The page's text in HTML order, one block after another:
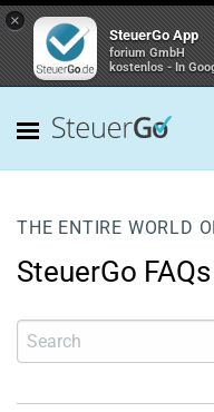
×
SteuerGo App
forium GmbH
kostenlos - In
THE ENTIRE WORLD
SteuerGo FAQs